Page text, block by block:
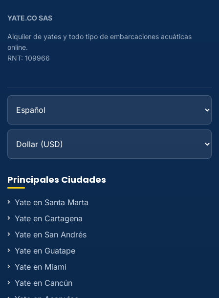
YATE.CO SAS
Alquiler de yates y todo tipo de embarcaciones acuáticas
online.
RNT: 109966
Principales Ciudades
Yate en Santa Marta
Yate en Cartagena
Yate en San Andrés
Yate en Guatape
Yate en Miami
Yate en Cancún